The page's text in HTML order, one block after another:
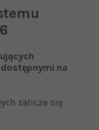
na
zalicza się